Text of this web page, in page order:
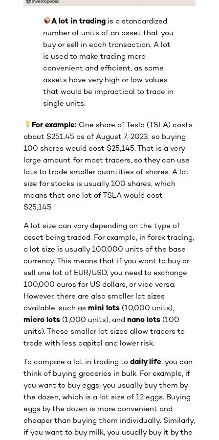
A lot in trading is a standardized
number of units of an asset that you
buy or sell in each transaction. A lot
is used to make trading more
convenient and efficient, as some
assets have very high or low values
that would be impractical to trade in
single units.
For example: One share of Tesla (TSLA) costs
about $251.45 as of August 7, 2023, so buying
100 shares would cost $25,145. That is a very
large amount for most traders, so they can use
lots to trade smaller quantities of shares. A lot
size for stocks is usually 100 shares, which
means that one lot of TSLA would cost
$25,145.
A lot size can vary depending on the type of
asset being traded. For example, in forex trading,
a lot size is usually 100,000 units of the base
currency. This means that if you want to buy or
sell one lot of EUR/USD, you need to exchange
100,000 euros for US dollars, or vice versa.
However, there are also smaller lot sizes
available, such as mini lots (10,000 units),
micro lots (1,000 units), and nano lots (100
units). These smaller lot sizes allow traders to
trade with less capital and lower risk.
To compare a lot in trading to daily life, you can
think of buying groceries in bulk. For example, if
you want to buy eggs, you usually buy them by
the dozen, which is a lot size of 12 eggs. Buying
eggs by the dozen is more convenient and
cheaper than buying them individually. Similarly,
if you want to buy milk, you usually buy it by the